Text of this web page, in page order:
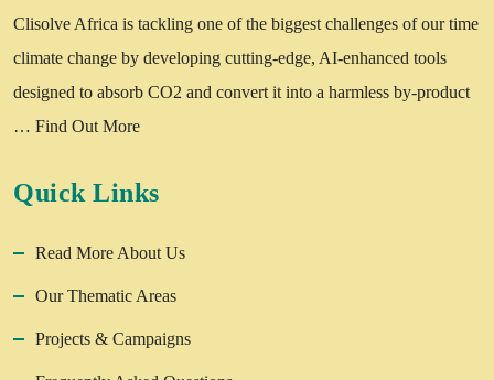
Clisolve Africa is tackling one of the biggest challenges of our time
climate change by developing cutting-edge, AI-enhanced tools
designed to absorb CO2 and convert it into a harmless by-product
… Find Out More
Quick Links
Read More About Us
Our Thematic Areas
Projects & Campaigns